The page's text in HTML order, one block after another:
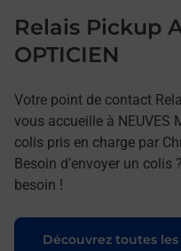
Relais Pickup
OPTICIEN
Votre point de contact
vous accueille à NEUVES
colis pris en charge par
Besoin d’envoyer un colis
besoin !
Découvrez toutes